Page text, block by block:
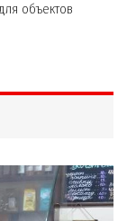
объектов